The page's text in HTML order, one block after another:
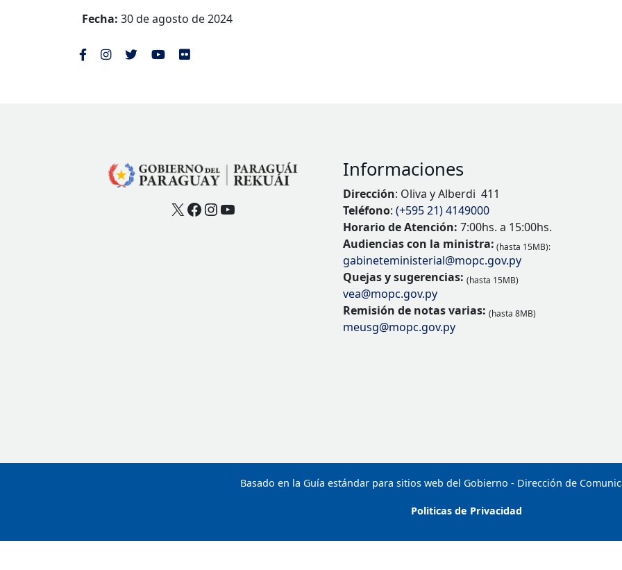
Fecha: 30 de agosto de 2024
X Facebook
Instagram
YouTube
Informaciones
Dirección: Oliva y Alberdi 411
Teléfono: (+595 21) 4149000
Horario de Atención: 7:00hs. a 15:00hs.
Audiencias con la ministra: (hasta 15MB):
gabineteministerial@mopc.gov.py
Quejas y sugerencias: (hasta 15MB)
vea@mopc.gov.py
Remisión de notas varias: (hasta 8MB)
meusg@mopc.gov.py
Basado en la Guía estándar para sitios web del Gobierno - Dirección de
Politicas de Privacidad